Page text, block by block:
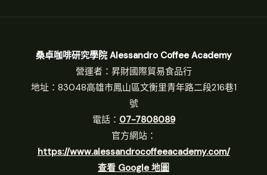
桑卓咖啡研究學院 Alessandro Coffee Academy
營運者：昇財國際貿易食品行
地址：83048高雄市鳳山區文衡里青年路二段216巷1
號
電話： 07-7808089
官方網站：
https://www.alessandrocoffeeacademy.com/
查看 Google 地圖